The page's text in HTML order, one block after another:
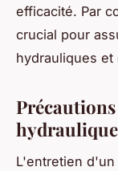
efficacité. Par
crucial pour
hydrauliques
hydraulique
L'entretien